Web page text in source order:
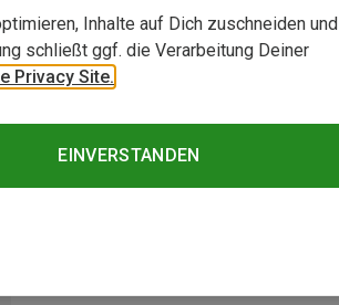
Inhalte auf Dich zuschneiden und
schließt ggf. die Verarbeitung Deiner
Privacy Site.
EINVERSTANDEN